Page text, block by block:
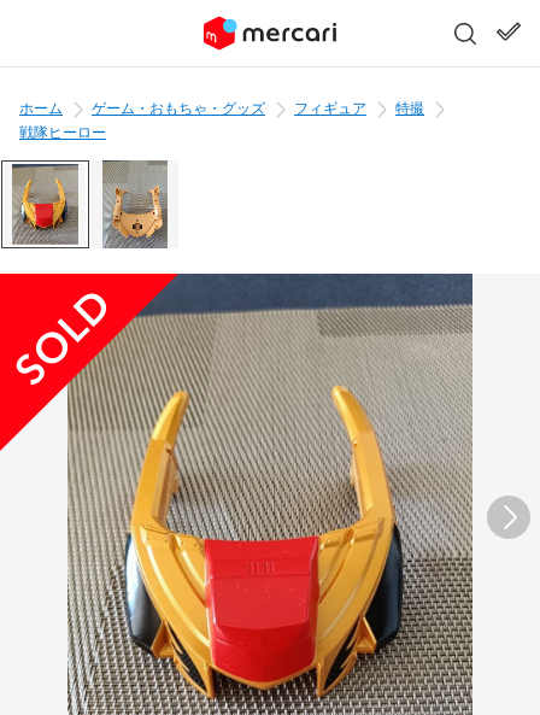
ホーム ゲーム・おもちゃ・グッズ フィギュア
特撮
戦隊ヒーロー